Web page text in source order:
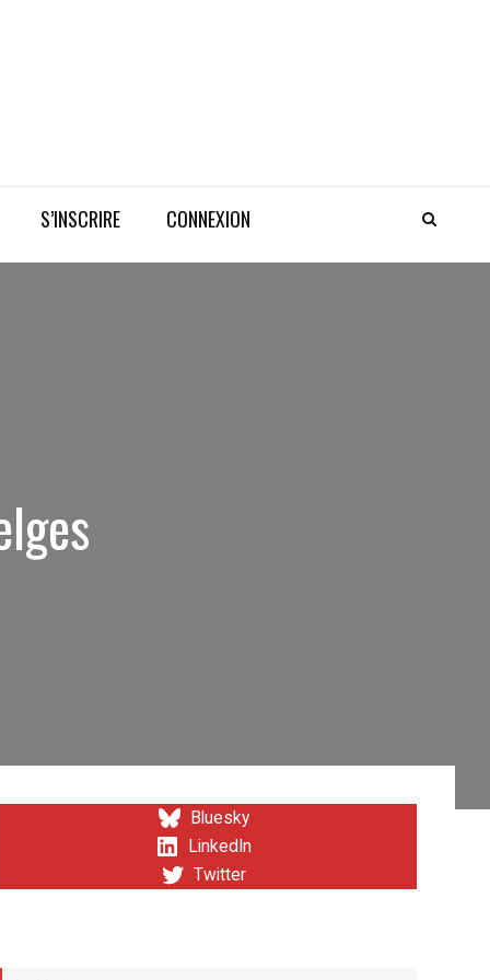
S’INSCRIRE CONNEXION
Bluesky
LinkedIn
Twitter